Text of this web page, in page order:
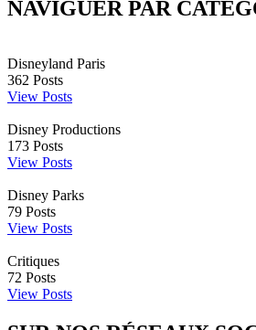
NAVIGUER PAR
Disneyland Paris
362 Posts
View Posts
Disney Productions
173 Posts
View Posts
Disney Parks
79 Posts
View Posts
Critiques
72 Posts
View Posts